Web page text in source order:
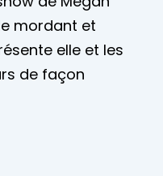
mordant et
elle et les
de façon